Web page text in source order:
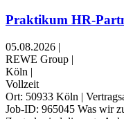
Praktikum HR-
05.08.2026 |
REWE Group |
Köln |
Vollzeit
Ort: 50933 Köln |
Job-ID: 965045 Was wir